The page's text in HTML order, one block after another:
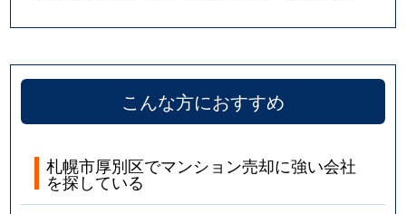
こんな方におすすめ
札幌市厚別区でマンション売却に強い会社
を探している